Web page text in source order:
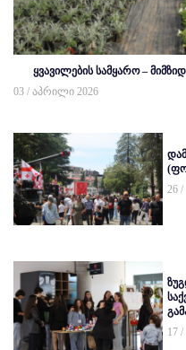
ყვავილების სამყარო –
03 / აპრილი 2026
26 /
17